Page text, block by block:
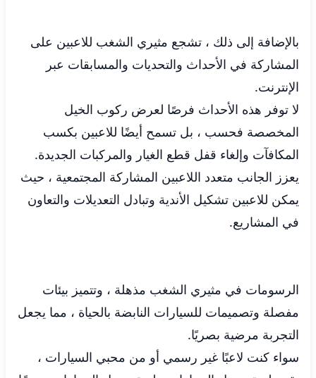
بالإضافة إلى ذلك ، تشجع مثيري الشغب للاعبين على
المشاركة في الأحداث والتحديات والمسابقات عبر
الإنترنت.
لا توفر هذه الأحداث فرصًا لعرض ركوب الخيل
المخصصة فحسب ، بل تسمح أيضًا للاعبين بكسب
المكافآت وإلغاء قفل قطع الغيار والمركبات الجديدة.
يعزز الجانب متعدد اللاعبين المشاركة المجتمعية ، حيث
يمكن للاعبين تشكيل الأندية وتبادل التعديلات والتعاون
في المشاريع.
الرسومات في مثيري الشغب مذهلة ، وتتميز بيئات
مفصلة وتصميمات للسيارات النابضة بالحياة ، مما يجعل
التجربة مرضية بصريًا.
سواء كنت لاعبًا غير رسمي أو من محبي السيارات ،